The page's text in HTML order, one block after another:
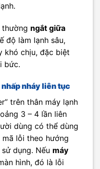
thường ngắt giữa
độ làm lạnh sâu,
khó chịu, đặc biệt
bức.
nháy liên tục
trên thân máy lạnh
3 – 4 lần liên
dùng có thể dùng
lỗi theo hướng
dụng. Nếu máy
hình, đó là lỗi